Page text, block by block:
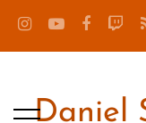
Daniel